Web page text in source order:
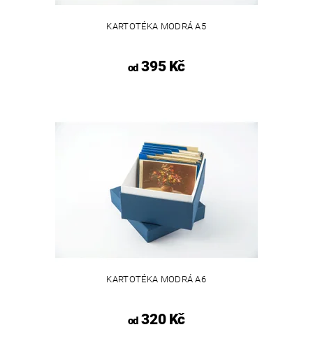
KARTOTÉKA MODRÁ A5
od395 Kč
KARTOTÉKA MODRÁ A6
od320 Kč